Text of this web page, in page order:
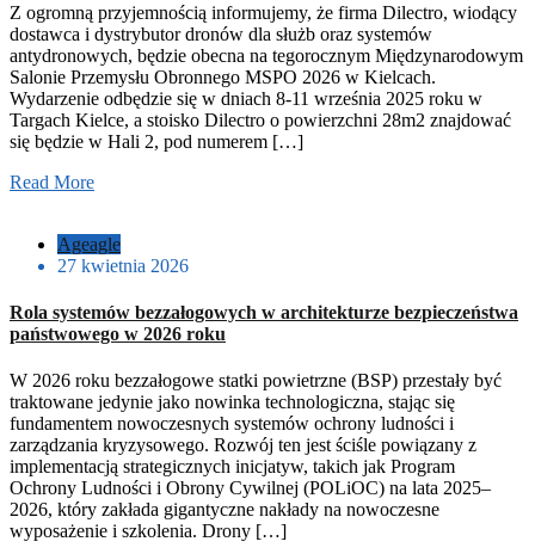
Z ogromną przyjemnością informujemy, że firma Dilectro, wiodący
dostawca i dystrybutor dronów dla służb oraz systemów
antydronowych, będzie obecna na tegorocznym Międzynarodowym
Salonie Przemysłu Obronnego MSPO 2026 w Kielcach.
Wydarzenie odbędzie się w dniach 8-11 września 2025 roku w
Targach Kielce, a stoisko Dilectro o powierzchni 28m2 znajdować
się będzie w Hali 2, pod numerem […]
Read More
Ageagle
27 kwietnia 2026
Rola systemów bezzałogowych w architekturze bezpieczeństwa
państwowego w 2026 roku
W 2026 roku bezzałogowe statki powietrzne (BSP) przestały być
traktowane jedynie jako nowinka technologiczna, stając się
fundamentem nowoczesnych systemów ochrony ludności i
zarządzania kryzysowego. Rozwój ten jest ściśle powiązany z
implementacją strategicznych inicjatyw, takich jak Program
Ochrony Ludności i Obrony Cywilnej (POLiOC) na lata 2025–
2026, który zakłada gigantyczne nakłady na nowoczesne
wyposażenie i szkolenia. Drony […]